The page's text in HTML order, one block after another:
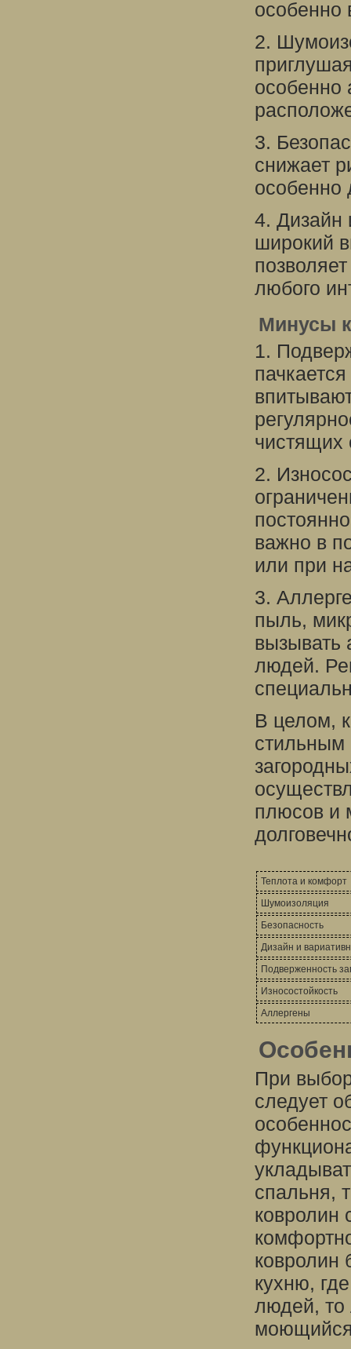
особенно
2.
особенно
3.
снижает
особенно
4. Дизайн
широкий
любого
Минусы
1.
чистящих
2.
важно в
или при
3.
пыль,
вызывать
людей.
В целом,
плюсов и
Теплота и комфорт
Шумоизоляция
Безопасность
Дизайн и
Подверженность
Износостойкость
Аллергены
При
следует
спальня,
ковролин
ковролин
кухню,
людей, то